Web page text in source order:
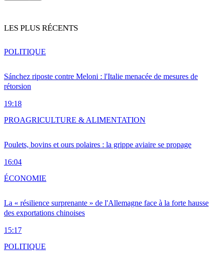
LES PLUS RÉCENTS
Sánchez riposte contre Meloni : l'Italie menacée de mesures de
rétorsion
19:18
POLITIQUE
Poulets, bovins et ours polaires : la grippe aviaire se propage
16:04
PROAGRICULTURE & ALIMENTATION
La « résilience surprenante » de l'Allemagne face à la forte hausse
des exportations chinoises
15:17
ÉCONOMIE
POLITIQUE